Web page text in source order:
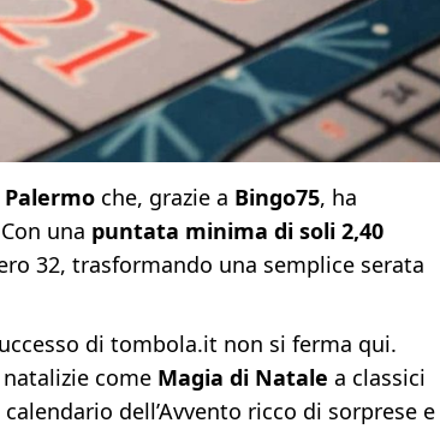
che, grazie a Bingo75, ha
una puntata minima di soli 2,40
32, trasformando una semplice serata
di tombola.it non si ferma qui.
come Magia di Natale a classici
dell’Avvento ricco di sorprese e